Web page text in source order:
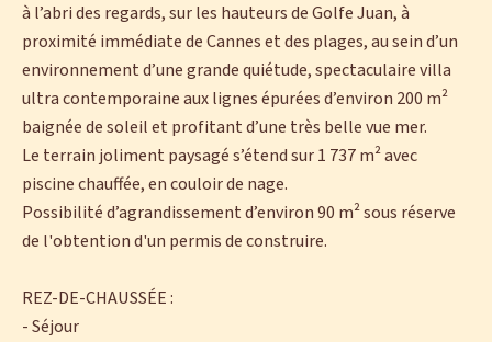
à l’abri des regards, sur les hauteurs de Golfe Juan, à
proximité immédiate de Cannes et des plages, au sein d’un
environnement d’une grande quiétude, spectaculaire villa
ultra contemporaine aux lignes épurées d’environ 200 m²
baignée de soleil et profitant d’une très belle vue mer.
Le terrain joliment paysagé s’étend sur 1 737 m² avec
piscine chauffée, en couloir de nage.
Possibilité d’agrandissement d’environ 90 m² sous réserve
de l'obtention d'un permis de construire.
REZ-DE-CHAUSSÉE :
- Séjour